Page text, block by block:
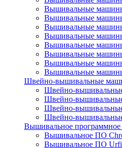
Вышивальные
Вышивальные
Вышивальные
Вышивальные
Вышивальные
Вышивальные
Вышивальные
Вышивальные
Швейно-вышивальные
Швейно-
Швейно-
Швейно-
Швейно-
Вышивальное программное
Вышивальное ПО
Вышивальное ПО